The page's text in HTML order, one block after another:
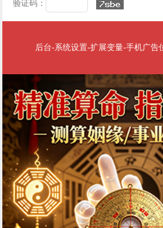
验证码：
后台-系统设置-扩展变量-手机广告